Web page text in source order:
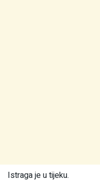
Istraga je u tijeku.